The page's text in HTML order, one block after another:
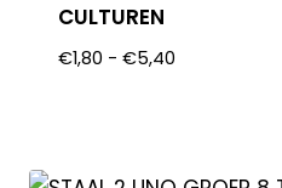
CULTUREN
€1,80 - €5,40